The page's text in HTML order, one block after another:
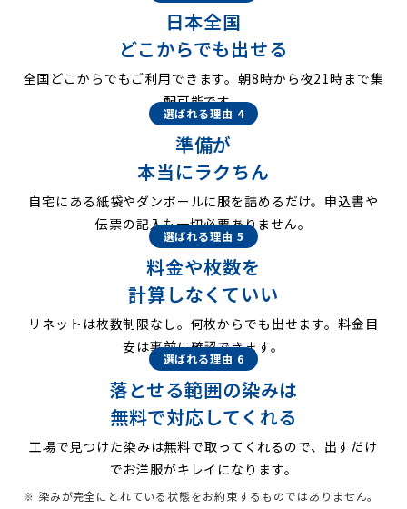
日本全国
どこからでも出せる
全国どこからでもご利用できます。朝8時から夜21時まで集
配可能です。
選ばれる理由 4
準備が
本当にラクちん
自宅にある紙袋やダンボールに服を詰めるだけ。申込書や
伝票の記入も一切必要ありません。
選ばれる理由 5
料金や枚数を
計算しなくていい
リネットは枚数制限なし。何枚からでも出せます。料金目
安は事前に確認できます。
選ばれる理由 6
落とせる範囲の染みは
無料で対応してくれる
工場で見つけた染みは無料で取ってくれるので、出すだけ
でお洋服がキレイになります。
※ 染みが完全にとれている状態をお約束するものではありません。